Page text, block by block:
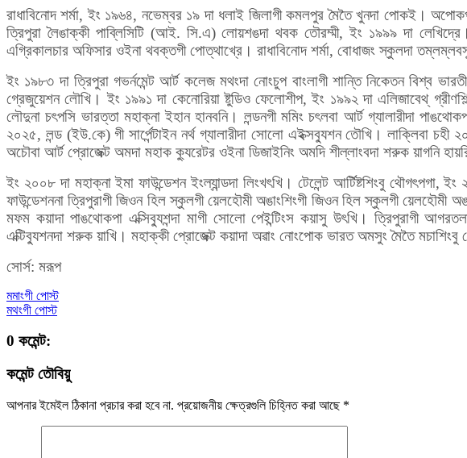
রাধাবিনোদ শর্মা, ইং ১৯৬৪, নভেম্বর ১৯ দা ধলাই জিলাগী কমলপুর মৈতৈ খুনদা পোকই।
ত্রিপুরা লৈঙাক্কী পাব্লিসিটি (আই. সি.এ) লোয়শঙদা থবক তৌরম্মী, ইং ১৯৯৯ দা লেখিদ্রে।
এগ্রিকালচার অফিসার ওইনা থবক্তগী পোত্থাখ্রে। রাধাবিনোদ শর্মা, বোধাজং স্কুলদা
ইং ১৯৮৩ দা ত্রিপুরা গভর্নমেন্ট আর্ট কলেজ মথংদা নোংচুপ বাংলাগী শান্তি নিকেতন বিশ্ব
গ্রেজুয়েশন লৌখি। ইং ১৯৯১ দা কেনোরিয়া ষ্টুডিও ফেলোশীপ, ইং ১৯৯২ দা এলিজাবেথ্
লৌদুনা চৎপসি ভারত্তা মহাক্না ইহান হানবনি। লন্ডনগী মমিং চৎলবা আর্ট গ্যালারীদা
২০২৫, লন্ড (ইউ.কে) গী সার্পেন্টাইন নর্থ গ্যালারীদা সোলো এইক্সব্যুশন তৌখি। লাক্লিবা চহী
অচৌবা আর্ট প্রোজেক্ট অমদা মহাক ক্যুরেটর ওইনা ডিজাইনিং অমদি শীল্লাংবদা শরুক য়াগনি
ইং ২০০৮ দা মহাক্না ইমা ফাউন্ডেশন ইংল্যান্ডদা লিংখৎখি। টেলেন্ট আর্টিষ্টশিংবু থৌগৎপগা,
ফাউন্ডেশননা ত্রিপুরাগী জিওন হিল স্কুলগী য়েলহৌমী অঙাংশিংগী জিওন হিল স্কুলগী য়েলহৌমী
মফম কয়াদা পাঙথোকপা এক্সিব্যুশন্দা মাগী সোলো পেইন্টিংস কয়াসু উৎখি। ত্রিপুরাগী
এক্টিব্যুশনদা শরুক য়াখি। মহাক্কী প্রোজেক্ট কয়াদা অৱাং নোংপোক ভারত অমসুং মৈতৈ মচাশিংবু
সোর্স: মরূপ
মমাংগী পোস্ট
মথংগী পোস্ট
0 কমেন্ট:
কমেন্ট তৌবিয়ু
আপনার ইমেইল ঠিকানা প্রচার করা হবে না. প্রয়োজনীয় ক্ষেত্রগুলি চিহ্নিত করা আছে *